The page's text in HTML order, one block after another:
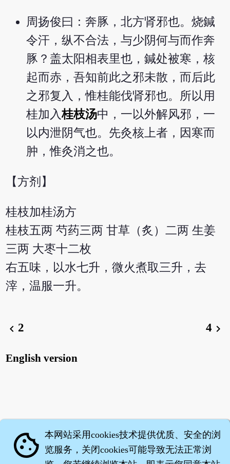
周扬俊曰：奔豚，北方肾邪也。烧鍼
令汗，纵不合法，与少阴何与而作奔
豚？盖太阳相表里也，鍼处被寒，核
起而赤，吾知前此之邪未散，而后此
之邪复入，惟桂能伐肾邪也。所以用
桂加入桂枝汤中，一以外解风邪，一
以内泄阴气也。先灸核上者，因寒而
肿，惟灸消之也。
【方剂】
桂枝加桂汤方
桂枝五两 芍药三两 甘草（炙）二两 生姜
三两 大枣十二枚
右五味，以水七升，微火煮取三升，去
滓，温服一升。
chevron_left 2 4 chevron_right
English version
cookie 本网站采用cookies技术提供优质、安全的浏
览服务，关闭cookies可能导致无法正常浏